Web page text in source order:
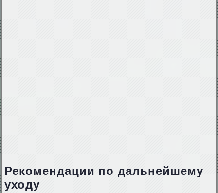
Рекомендации по дальнейшему
уходу